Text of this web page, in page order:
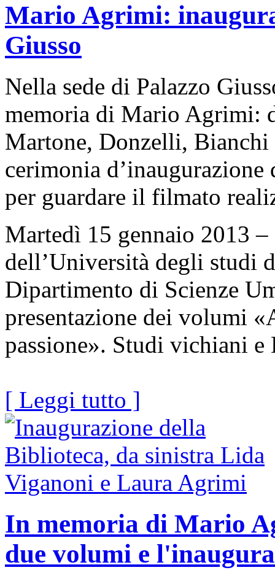
Mario Agrimi:
Giusso
Nella sede di Palazzo
memoria di Mario Agrimi:
Martone, Donzelli,
cerimonia
per guardare il filmato
Martedì 15 gennaio 2013
dell’Università degli studi
Dipartimento di Scienze
presentazione dei volumi
passione». Studi vichiani e
[ Leggi tutto ]
In memoria di Mario
due volumi e